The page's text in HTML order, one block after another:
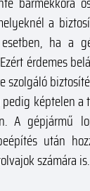
a
ha a
érdemes
szolgáló
képtelen a
A gépjármű
után
számára